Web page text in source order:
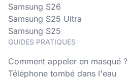
Samsung S26
Samsung S25 Ultra
Samsung S25
GUIDES PRATIQUES
Comment appeler en masqué ?
Téléphone tombé dans l'eau